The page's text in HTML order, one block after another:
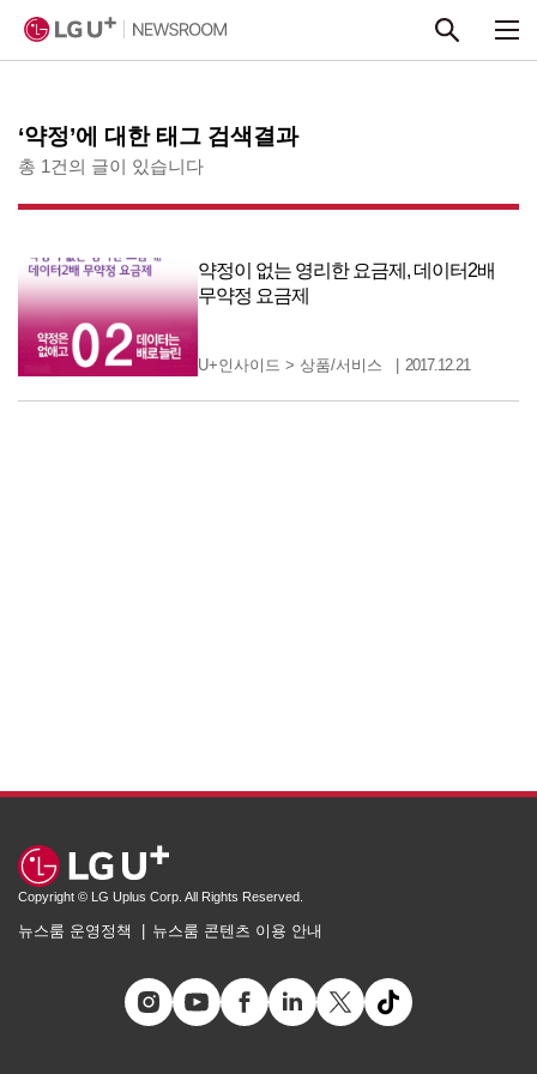
‘약정’에 대한 태그 검색결과
총 1건의 글이 있습니다
약정이 없는 영리한 요금제, 데이터2배
무약정 요금제
U+인사이드 >상품/서비스 2017.12.21
Copyright © LG Uplus Corp. All Rights Reserved.
뉴스룸 운영정책 뉴스룸 콘텐츠 이용 안내